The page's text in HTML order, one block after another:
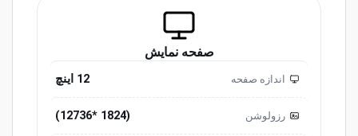
صفحه نمایش
اندازه صفحه 12 اینچ
رزولوشن (1824 *12736)